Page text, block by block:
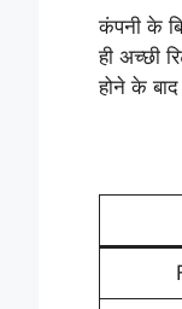
कंपनी के
ही अच्छी
होने के